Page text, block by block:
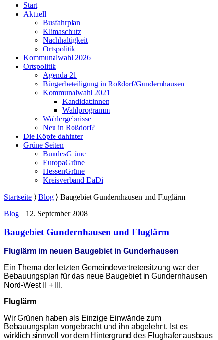
Start
Aktuell
Busfahrplan
Klimaschutz
Nachhaltigkeit
Ortspolitik
Kommunalwahl 2026
Ortspolitik
Agenda 21
Bürgerbeteiligung in Roßdorf/Gundernhausen
Kommunalwahl 2021
Kandidat:innen
Wahlprogramm
Wahlergebnisse
Neu in Roßdorf?
Die Köpfe dahinter
Grüne Seiten
BundesGrüne
EuropaGrüne
HessenGrüne
Kreisverband DaDi
Startseite ⟩ Blog ⟩ Baugebiet Gundernhausen und Fluglärm
Blog
12. September 2008
Baugebiet Gundernhausen und Fluglärm
Fluglärm im neuen Baugebiet in Gunderhausen
Ein Thema der letzten Gemeindevertretersitzung war der
Bebauungsplan für das neue Baugebiet in Gundernhausen
Nord-West II + III.
Fluglärm
Wir Grünen haben als Einzige Einwände zum
Bebauungsplan vorgebracht und ihn abgelehnt. Ist es
wirklich sinnvoll vor dem Hintergrund des Flughafenausbaus